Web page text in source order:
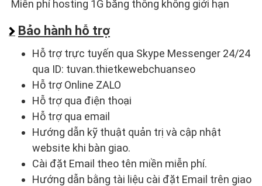
Miễn phí hosting 1G băng thông không giới hạn
Bảo hành hỗ trợ
Hỗ trợ trực tuyến qua Skype Messenger 24/24
qua ID: tuvan.thietkewebchuanseo
Hỗ trợ Online ZALO
Hỗ trợ qua điện thoại
Hỗ trợ qua email
Hướng dẫn kỹ thuật quản trị và cập nhật
website khi bàn giao.
Cài đặt Email theo tên miền miễn phí.
Hướng dẫn bằng tài liệu cài đặt Email trên giao